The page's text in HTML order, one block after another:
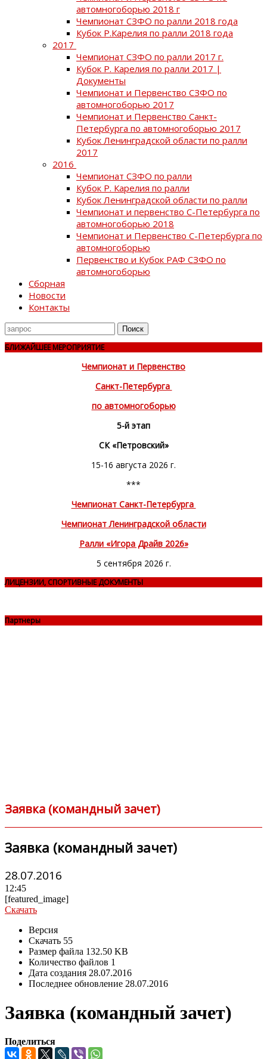
автомногоборью 2018 г
Чемпионат СЗФО по ралли 2018 года
Кубок Р.Карелия по ралли 2018 года
2017
Чемпионат СЗФО по ралли 2017 г.
Кубок Р. Карелия по ралли 2017 |
Документы
Чемпионат и Первенство СЗФО по
автомногоборью 2017
Чемпионат и Первенство Санкт-
Петербурга по автомногоборью 2017
Кубок Ленинградской области по ралли
2017
2016
Чемпионат СЗФО по ралли
Кубок Р. Карелия по ралли
Кубок Ленинградской области по ралли
Чемпионат и первенство С-Петербурга по
автомногоборью 2018
Чемпионат и Первенство С-Петербурга по
автомногоборью
Первенство и Кубок РАФ СЗФО по
автомногоборью
Сборная
Новости
Контакты
Поиск
для
БЛИЖАЙШЕЕ МЕРОПРИЯТИЕ
Чемпионат и Первенство
Санкт-Петербурга
по автомногоборью
5-й этап
СК «Петровский»
15-16 августа 2026 г.
***
Чемпионат Санкт-Петербурга
Чемпионат Ленинградской области
Ралли «Игора Драйв 2026»
5 сентября 2026 г.
ЛИЦЕНЗИИ, СПОРТИВНЫЕ ДОКУМЕНТЫ
Партнеры
Заявка (командный зачет)
Заявка (командный зачет)
28.07.2016
12:45
[featured_image]
Скачать
Версия
Скачать 55
Размер файла 132.50 KB
Количество файлов 1
Дата создания 28.07.2016
Последнее обновление 28.07.2016
Заявка (командный зачет)
Поделиться